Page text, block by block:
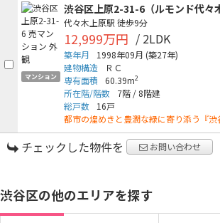
マンション
渋谷区上原2-31-6（ルモンド代々
代々木上原駅 徒歩9分
12,999万円 / 2LDK
築年月 1998年09月 (築27年)
建物構造
ＲＣ
専有面積
60.39m2
所在階/階数 7階 / 8階建
総戸数
16戸
都市の煌めきと豊潤な緑に寄り添う『渋
チェックした物件を お問い合わせ
渋谷区の他のエリアを探す